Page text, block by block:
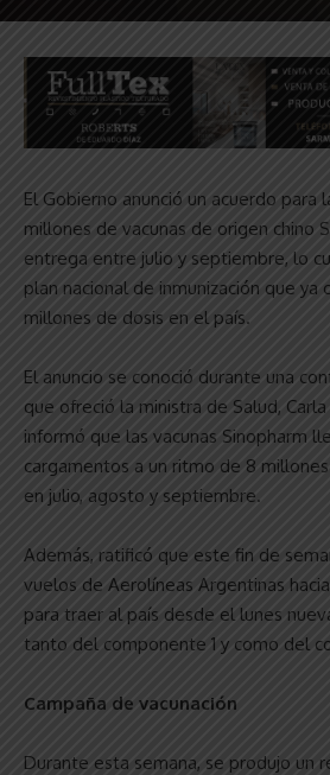
El Gobierno anunció un acuerdo para
millones de vacunas de origen chino
entrega entre julio y septiembre, lo
plan nacional de inmunización que ya
millones de dosis en el país.
El anuncio se conoció durante una
que ofreció la ministra de Salud,
informó que las vacunas Sinopharm
cargamentos a un ritmo de 8
en julio, agosto y septiembre.
Además, ratificó que este fin de
vuelos de Aerolíneas Argentinas
para traer al país desde el lunes
tanto del componente 1 y como del
Campaña de vacunación
Durante esta semana, se produjo un